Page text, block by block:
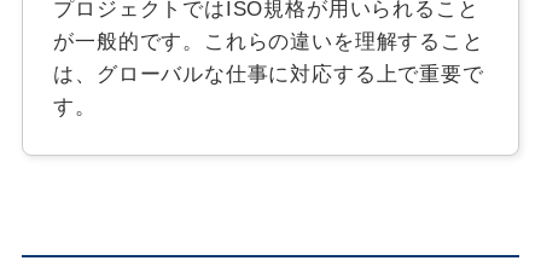
プロジェクトではISO規格が用いられること
が一般的です。これらの違いを理解すること
は、グローバルな仕事に対応する上で重要で
す。